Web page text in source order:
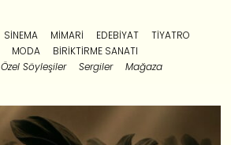
SINEMA MIMARI EDEBIYAT
TIYATRO
MODA
BIRIKTIRME SANATI
Özel Söyleşiler Sergiler Mağaza